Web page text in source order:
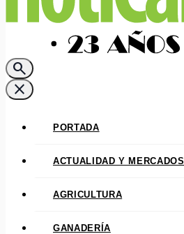
search
close
PORTADA
ACTUALIDAD Y MERCADOS
AGRICULTURA
GANADERÍA